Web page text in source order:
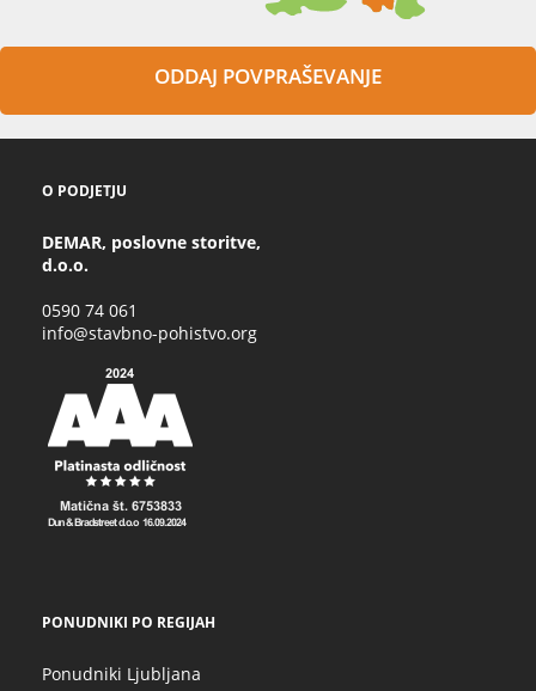
ODDAJ POVPRAŠEVANJE
O PODJETJU
DEMAR, poslovne storitve,
d.o.o.
0590 74 061
info@stavbno-pohistvo.org
PONUDNIKI PO REGIJAH
Ponudniki Ljubljana